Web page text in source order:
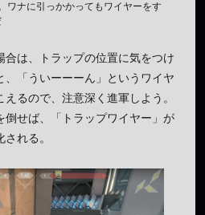
ワナに引っかかってもワイヤーをす
合は、トラップの位置に気をつけ
、「ういーーーん」というワイヤ
るので、注意深く進軍しよう。
倒せば、「トラップワイヤー」が
れる。